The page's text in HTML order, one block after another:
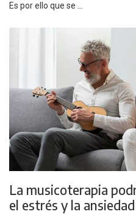
Es por ello que se ...
La musicoterapia
el estrés y la ansiedad